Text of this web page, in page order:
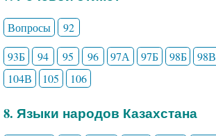
Вопросы
92
93Б
94 95 96 97А 97Б 98Б 98В
104В
105 106
8. Языки народов Казахстана